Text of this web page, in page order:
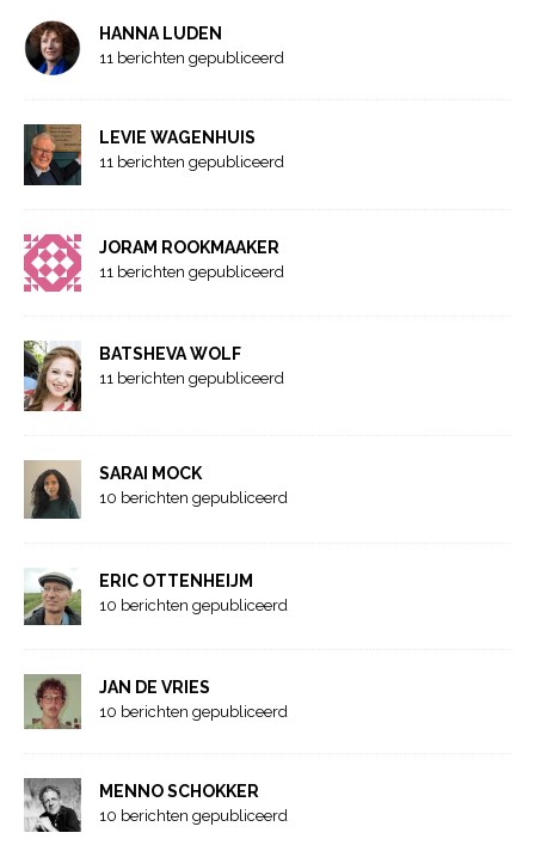
HANNA LUDEN
11 berichten gepubliceerd
LEVIE WAGENHUIS
11 berichten gepubliceerd
JORAM ROOKMAAKER
11 berichten gepubliceerd
BATSHEVA WOLF
11 berichten gepubliceerd
SARAI MOCK
10 berichten gepubliceerd
ERIC OTTENHEIJM
10 berichten gepubliceerd
JAN DE VRIES
10 berichten gepubliceerd
MENNO SCHOKKER
10 berichten gepubliceerd